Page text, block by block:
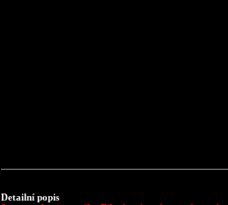
Detailní popis